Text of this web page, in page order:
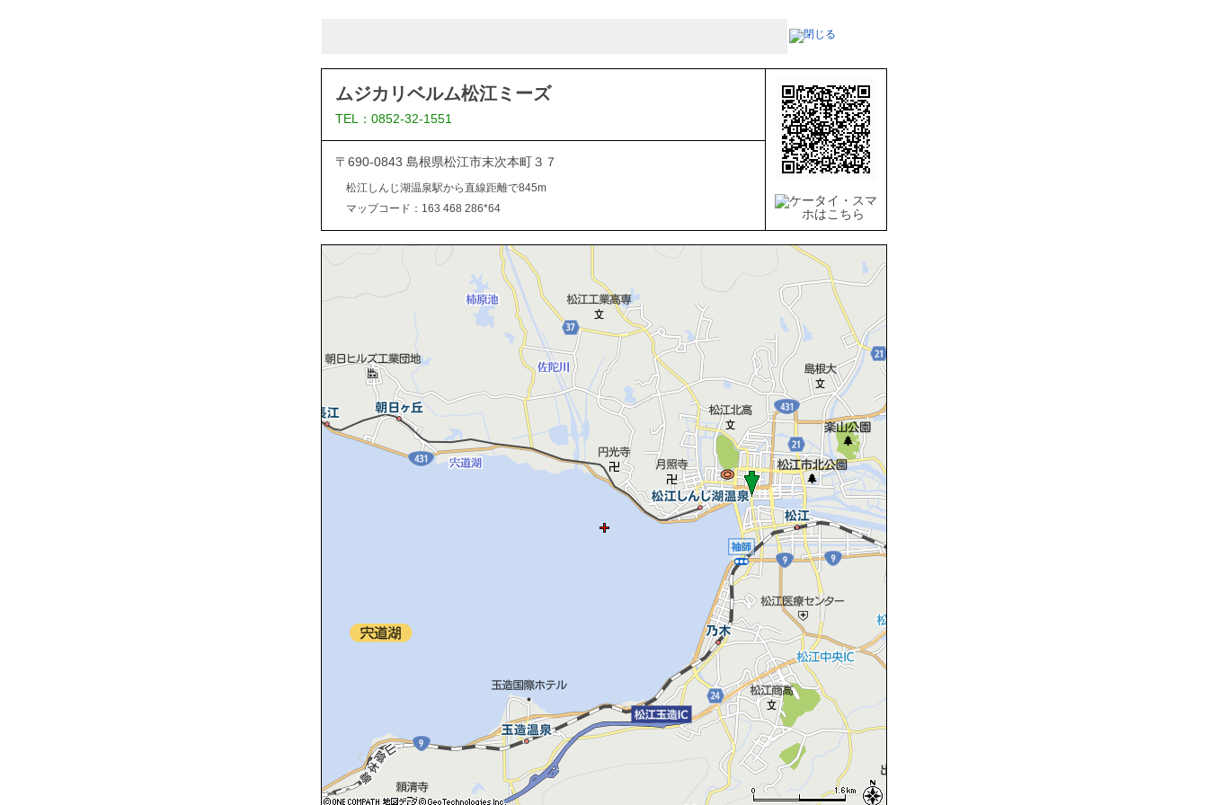
ムジカリベルム松江ミーズ
TEL：0852-32-1551
〒690-0843 島根県松江市末次本町３７
松江しんじ湖温泉駅から直線距離で845m
マップコード：163 468 286*64